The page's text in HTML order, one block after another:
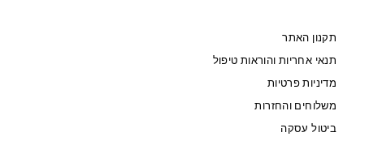
תקנון האתר
תנאי אחריות והוראות טיפול
מדיניות פרטיות
משלוחים והחזרות
ביטול עסקה